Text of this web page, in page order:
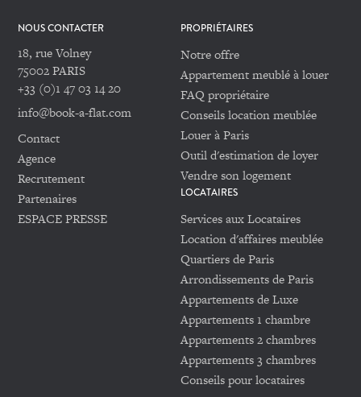
NOUS CONTACTER
18, rue Volney
75002 PARIS
+33 (0)1 47 03 14 20
info@book-a-flat.com
Contact
Agence
Recrutement
Partenaires
ESPACE PRESSE
PROPRIÉTAIRES
Notre offre
Appartement meublé à louer
FAQ propriétaire
Conseils location meublée
Louer à Paris
Outil d'estimation de loyer
Vendre son logement
LOCATAIRES
Services aux Locataires
Location d'affaires meublée
Quartiers de Paris
Arrondissements de Paris
Appartements de Luxe
Appartements 1 chambre
Appartements 2 chambres
Appartements 3 chambres
Conseils pour locataires